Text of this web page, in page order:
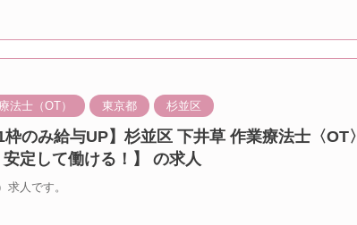
法士（OT） 東京都 杉並区
のみ給与UP】杉並区 下井草 作業療法士〈OT〉
定して働ける！】 の求人
人です。